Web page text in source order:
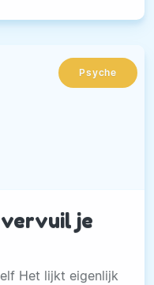
Psyche
je
Het lijkt eigenlijk